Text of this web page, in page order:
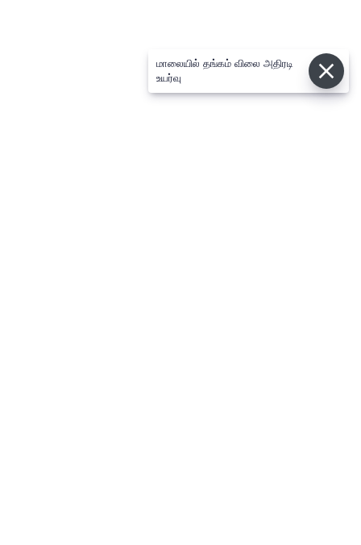
மாலையில் தங்கம் விலை அதிரடி
உயர்வு